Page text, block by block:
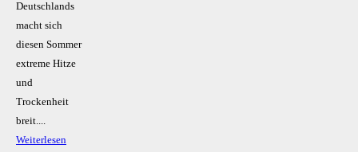
Deutschlands
macht sich
diesen Sommer
extreme Hitze
und
Trockenheit
breit....
Weiterlesen